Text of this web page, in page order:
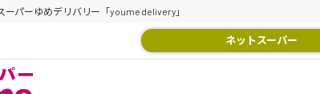
ーパーゆめデリバリー「youme delivery」
ネットスーパー